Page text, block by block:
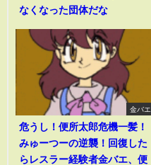
なくなった団体だな
金バエ
危うし！便所太郎危機一髪！
みゅーつーの逆襲！回復した
らレスラー経験者金バエ、便